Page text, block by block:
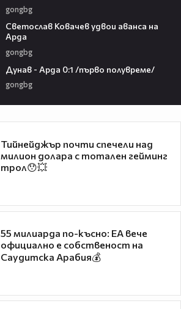
gongbg
Светослав Ковачев удвои аванса на
Арда
gongbg
Дунав - Арда 0:1 /първо полувреме/
gongbg
Тийнейджър почти спечели над
милион долара с тотален гейминг
трол😯💥
55 милиарда по-късно: EA вече
официално е собственост на
Саудитска Арабия💰